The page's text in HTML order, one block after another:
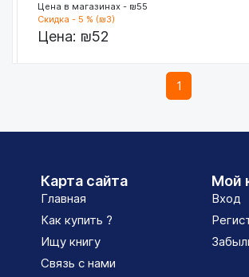
Цена в магазинах - ₪55
Скидка - 5 % (₪3)
Цена: ₪52
1
Карта сайта
Главная
Как купить ?
Ищу книгу
Связь с нами
Мой
Вход